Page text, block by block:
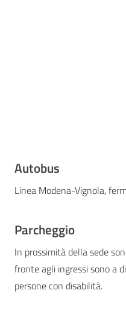
Autobus
Linea Modena-Vignola,
Parcheggio
In prossimità della sede
fronte agli ingressi sono a
persone con disabilità.